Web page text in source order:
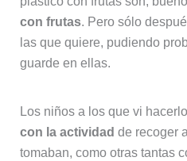
con frutas. Pero sólo
las que quiere, pudiendo
guarde en ellas.
Los niños a los que vi hacerlo
con la actividad de recoger
tomaban, como otras tantas